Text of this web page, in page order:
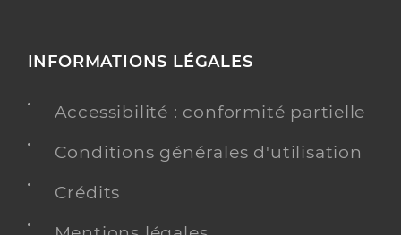
INFORMATIONS LÉGALES
Accessibilité : conformité partielle
Conditions générales d'utilisation
Crédits